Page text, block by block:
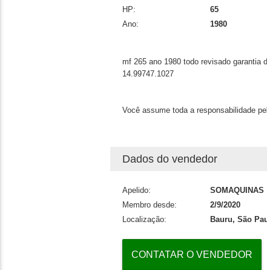
HP:
65
Ano:
1980
mf 265 ano 1980 todo revisado garantia
14.99747.1027
Você assume toda a responsabilidade
Dados do vendedor
Apelido:
SOMAQUINAS
Membro desde:
2/9/2020
Localização:
Bauru, São
CONTATAR O VENDEDOR